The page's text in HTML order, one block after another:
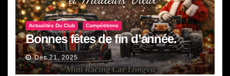
Actualités Du Club Compétitions
Bonnes fêtes de fin d’année.
Déc 21, 2025